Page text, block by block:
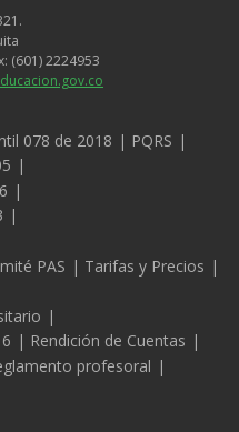
(601) 2224953
078 de 2018
PQRS
PAS
Tarifas y Precios
Rendición de Cuentas
profesoral